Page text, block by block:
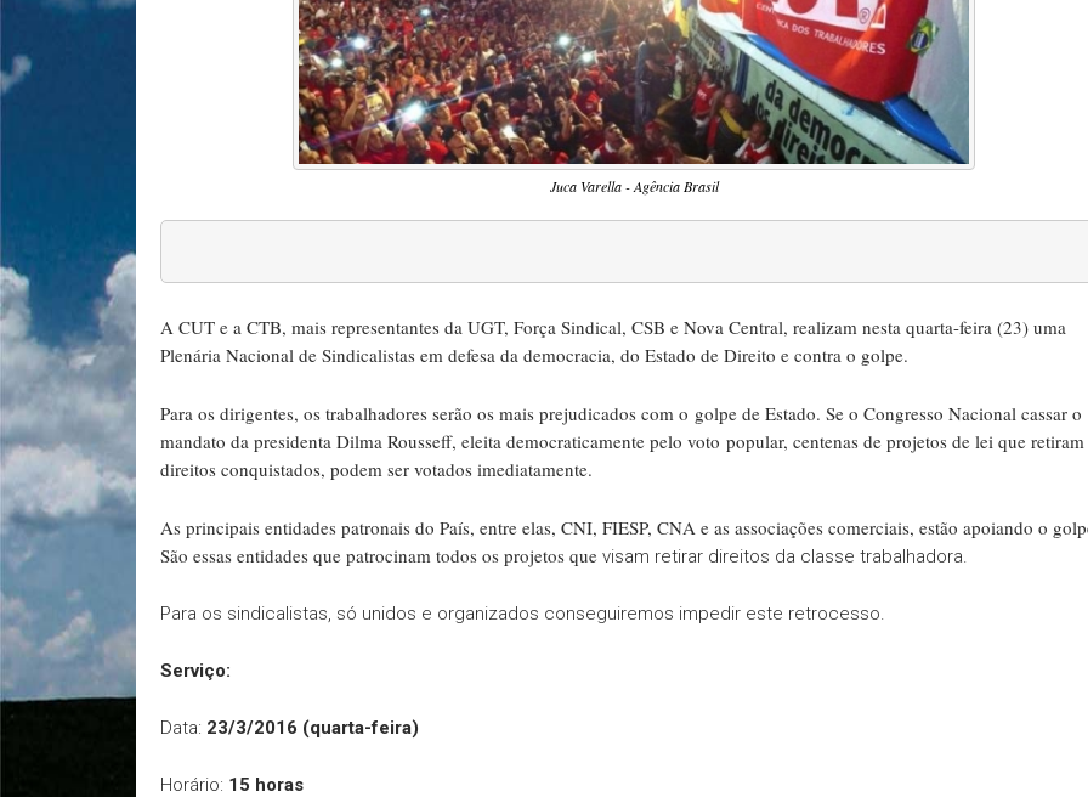
Juca Varella - Agência Brasil
A CUT e a CTB, mais representantes da UGT, Força Sindical, CSB e Nova Central, realizam nesta quarta-feira (23) uma
Plenária Nacional de Sindicalistas em defesa da democracia, do Estado de Direito e contra o golpe.
Para os dirigentes, os trabalhadores serão os mais prejudicados com o golpe de Estado. Se o Congresso Nacional cassar o
mandato da presidenta Dilma Rousseff, eleita democraticamente pelo voto popular, centenas de projetos de lei que retiram
direitos conquistados, podem ser votados imediatamente.
As principais entidades patronais do País, entre elas, CNI, FIESP, CNA e as associações comerciais, estão apoiando o
São essas entidades que patrocinam todos os projetos que visam retirar direitos da classe trabalhadora.
Para os sindicalistas, só unidos e organizados conseguiremos impedir este retrocesso.
Serviço:
Data: 23/3/2016 (quarta-feira)
Horário: 15 horas